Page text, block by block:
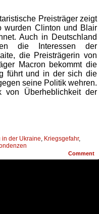
Preisträger zeigt
wurden Clinton und Blair
Auch in Deutschland
die Interessen der
die Preisträgerin von
Macron bekommt die
führt und in der sich die
seine Politik wehren.
Überheblichkeit der
in der Ukraine Kriegsgefahr,
Comment